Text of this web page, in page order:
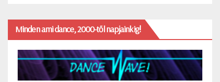
Minden ami dance, 2000-től napjainkig!